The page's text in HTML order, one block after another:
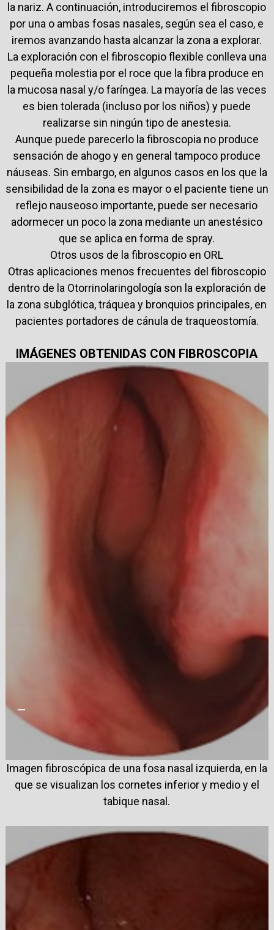
la nariz. A continuación, introduciremos el fibroscopio
por una o ambas fosas nasales, según sea el caso, e
iremos avanzando hasta alcanzar la zona a explorar.
La exploración con el fibroscopio flexible conlleva una
pequeña molestia por el roce que la fibra produce en
la mucosa nasal y/o faríngea. La mayoría de las veces
es bien tolerada (incluso por los niños) y puede
realizarse sin ningún tipo de anestesia.
Aunque puede parecerlo la fibroscopia no produce
sensación de ahogo y en general tampoco produce
náuseas. Sin embargo, en algunos casos en los que la
sensibilidad de la zona es mayor o el paciente tiene un
reflejo nauseoso importante, puede ser necesario
adormecer un poco la zona mediante un anestésico
que se aplica en forma de spray.
Otros usos de la fibroscopio en ORL
Otras aplicaciones menos frecuentes del fibroscopio
dentro de la Otorrinolaringología son la exploración de
la zona subglótica, tráquea y bronquios principales, en
pacientes portadores de cánula de traqueostomía.
IMÁGENES OBTENIDAS CON FIBROSCOPIA
—
Imagen fibroscópica de una fosa nasal izquierda, en la
que se visualizan los cornetes inferior y medio y el
tabique nasal.